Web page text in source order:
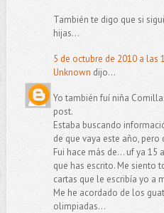
También te digo que si
hijas...
5 de octubre de 2010 a las
Unknown dijo...
Yo también fuí niña
post.
Estaba buscando
de que vaya este año,
Fui hace más de... uf ya
que has escrito. Me siento
cartas que le escribía yo a
Me he acordado de los
olimpiadas...